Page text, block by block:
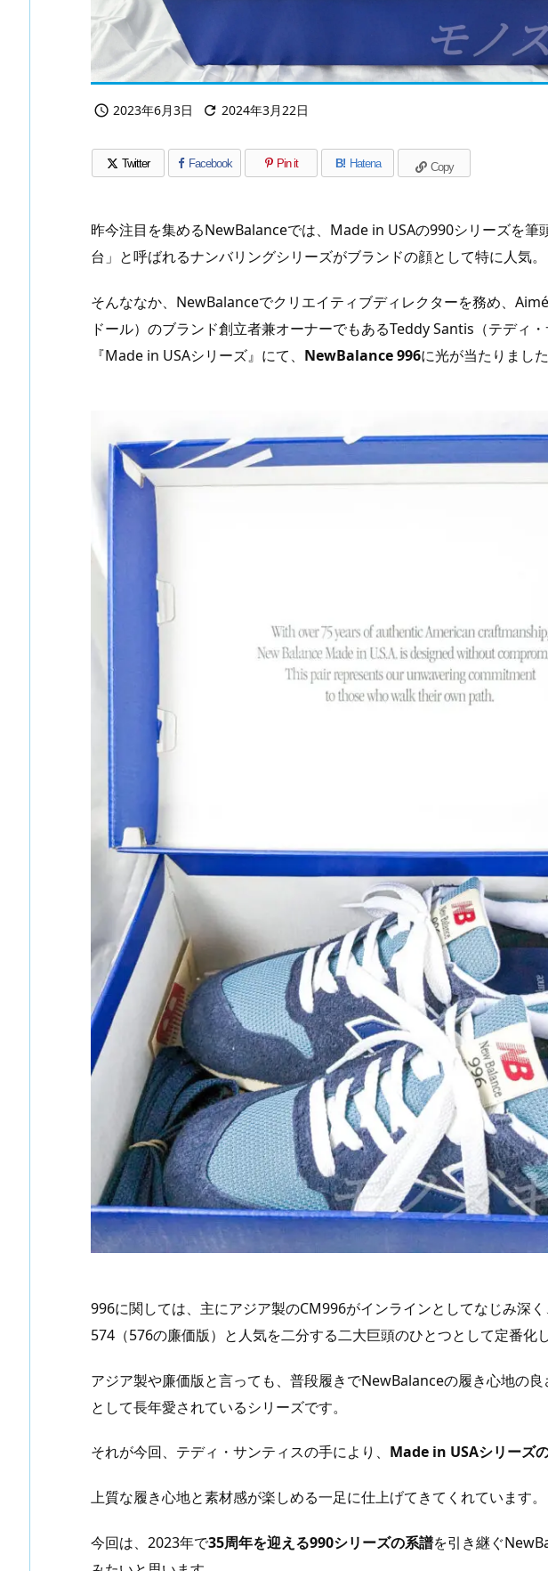
 2023年6月3日  2024年3月22日
Twitter Facebook Pin it B! Hatena Copy
昨今注目を集めるNewBalanceでは、Made in USAの990シリーズを筆
台」と呼ばれるナンバリングシリーズがブランドの顔として特に人気。
そんななか、NewBalanceでクリエイティブディレクターを務め、
ドール）のブランド創立者兼オーナーでもあるTeddy Santis（テディ
『Made in USAシリーズ』にて、 NewBalance 996に光が当たりました
996に関しては、主にアジア製のCM996がインラインとしてなじみ深
574（576の廉価版）と人気を二分する二大巨頭のひとつとして定番化し
アジア製や廉価版と言っても、普段履きでNewBalanceの履き心地の
として長年愛されているシリーズです。
それが今回、テディ・サンティスの手により、 Made in USAシリーズ
上質な履き心地と素材感が楽しめる一足に仕上げてきてくれています。
今回は、2023年で35周年を迎える990シリーズの系譜を引き継ぐ